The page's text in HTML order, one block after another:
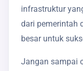
infrastruktur
dari pemerintah
besar untuk
Jangan sampai